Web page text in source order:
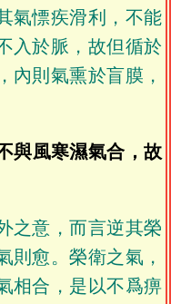
氣慓疾滑利，不能
入於脈，故但循於
內則氣熏於盲膜，
與風寒濕氣合，故
之意，而言逆其榮
則愈。榮衛之氣，
相合，是以不爲痹